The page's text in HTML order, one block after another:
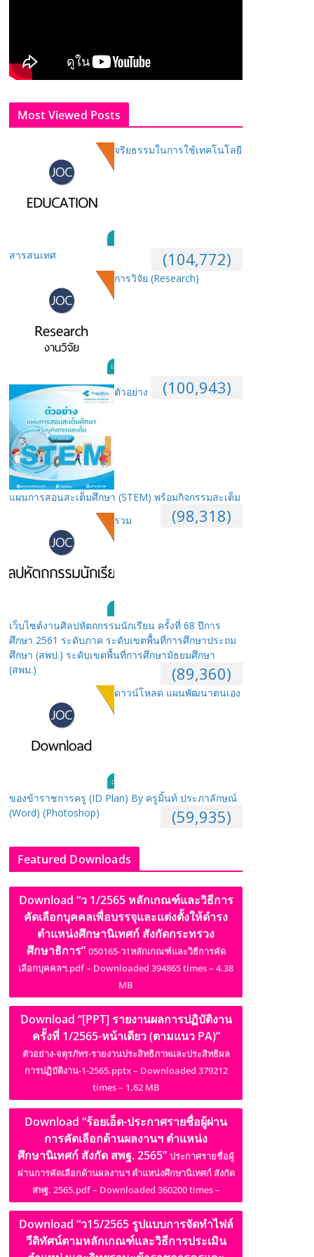
Most Viewed Posts
จริยธรรมในการใช้เทคโนโลยี
สารสนเทศ (104,772)
การวิจัย (Research)
(100,943)
ตัวอย่าง
แผนการสอนสะเต็มศึกษา (STEM) พร้อมกิจกรรมสะเต็ม
(98,318)
รวม
เว็บไซต์งานศิลปหัตถกรรมนักเรียน ครั้งที่ 68 ปีการ
ศึกษา 2561 ระดับภาค ระดับเขตพื้นที่การศึกษาประถม
ศึกษา (สพป.) ระดับเขตพื้นที่การศึกษามัธยมศึกษา
(สพม.)
(89,360)
ดาวน์โหลด แผนพัฒนาตนเอง
ของข้าราชการครู (ID Plan) By ครูมิ้นท์ ประภาลักษณ์
(Word) (Photoshop)
(59,935)
Featured Downloads
Download “ว 1/2565 หลักเกณฑ์และวิธีการ
คัดเลือกบุคคลเพื่อบรรจุและแต่งตั้งให้ดำรง
ตำแหน่งศึกษานิเทศก์ สังกัดกระทรวง
ศึกษาธิการ” 050165-ว1หลักเกณฑ์และวิธีการคัด
เลือกบุคคลฯ.pdf – Downloaded 394865 times – 4.38
MB
Download “[PPT] รายงานผลการปฏิบัติงาน
ครั้งที่ 1/2565-หน้าเดียว (ตามแนว PA)”
ตัวอย่าง-จตุรภัทร-รายงานประสิทธิภาพและประสิทธิผล
การปฏิบัติงาน-1-2565.pptx – Downloaded 379212
times – 1.62 MB
Download “ร้อยเอ็ด-ประกาศรายชื่อผู้ผ่าน
การคัดเลือกด้านผลงานฯ ตำแหน่ง
ศึกษานิเทศก์ สังกัด สพฐ. 2565” ประกาศรายชื่อผู้
ผ่านการคัดเลือกด้านผลงานฯ ตำแหน่งศึกษานิเทศก์ สังกัด
สพฐ. 2565.pdf – Downloaded 360200 times –
Download “ว15/2565 รูปแบบการจัดทำไฟล์
วีดิทัศน์ตามหลักเกณฑ์และวิธีการประเมิน